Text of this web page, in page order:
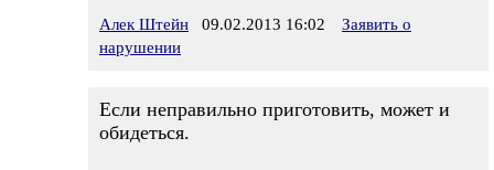
Алек Штейн 09.02.2013 16:02
Заявить о
нарушении
Если неправильно приготовить, может и
обидеться.